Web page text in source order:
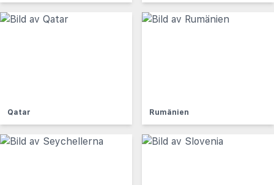
Qatar Rumänien